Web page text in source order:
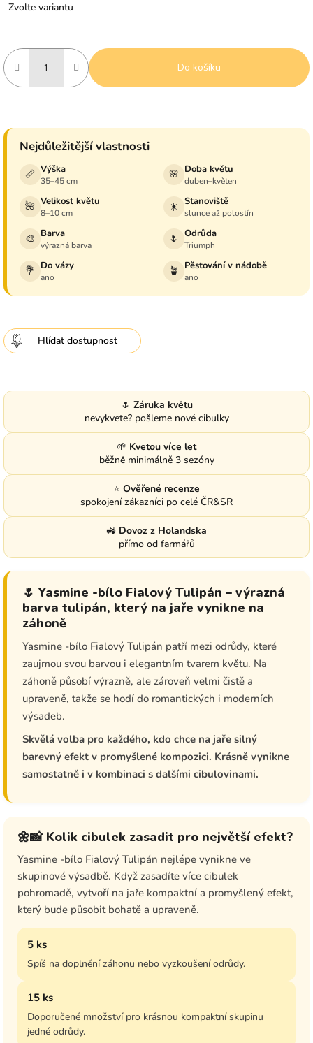
cena:
Zvolte variantu
Do košíku
Nejdůležitější vlastnosti
📏 Výška
35–45 cm 🌸 Doba květu
duben–květen
🌺 Velikost květu
8–10 cm ☀️ Stanoviště
slunce až polostín
🎨 Barva
výrazná barva 🌷 Odrůda
Triumph
💐 Do vázy
ano 🪴 Pěstování v nádobě
ano
Hlídat
🌷 Záruka květu
nevykvete? pošleme nové cibulky
🌱 Kvetou více let
běžně minimálně 3 sezóny
⭐ Ověřené recenze
spokojení zákazníci po celé ČR&SR
🚜 Dovoz z Holandska
přímo od farmářů
🌷 Yasmine -bílo Fialový Tulipán – výrazná
barva tulipán, který na jaře vynikne na
záhoně
Yasmine -bílo Fialový Tulipán patří mezi odrůdy, které
zaujmou svou barvou i elegantním tvarem květu. Na
záhoně působí výrazně, ale zároveň velmi čistě a
upraveně, takže se hodí do romantických i moderních
výsadeb.
Skvělá volba pro každého, kdo chce na jaře silný
barevný efekt v promyšlené kompozici. Krásně vynikne
samostatně i v kombinaci s dalšími cibulovinami.
🌼📸 Kolik cibulek zasadit pro největší efekt?
Yasmine -bílo Fialový Tulipán nejlépe vynikne ve
skupinové výsadbě. Když zasadíte více cibulek
pohromadě, vytvoří na jaře kompaktní a promyšlený efekt,
který bude působit bohatě a upraveně.
5 ks
Spíš na doplnění záhonu nebo vyzkoušení odrůdy.
15 ks
Doporučené množství pro krásnou kompaktní skupinu
jedné odrůdy.